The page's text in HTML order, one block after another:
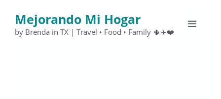
contenido
Mejorando Mi Hogar
by Brenda in TX | Travel • Food • Family 🌵✈️❤️
Menú